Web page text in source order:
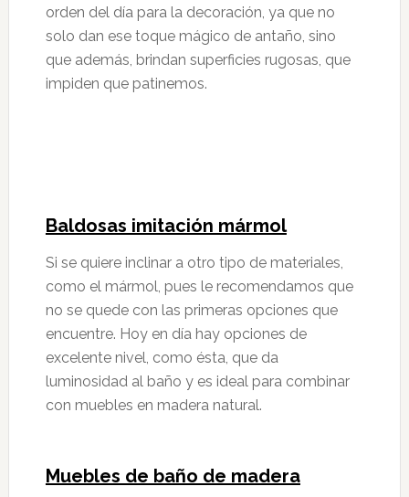
orden del día para la decoración, ya que no
solo dan ese toque mágico de antaño, sino
que además, brindan superficies rugosas, que
impiden que patinemos.
Baldosas imitación mármol
Si se quiere inclinar a otro tipo de materiales,
como el mármol, pues le recomendamos que
no se quede con las primeras opciones que
encuentre. Hoy en día hay opciones de
excelente nivel, como ésta, que da
luminosidad al baño y es ideal para combinar
con muebles en madera natural.
Muebles de baño de madera